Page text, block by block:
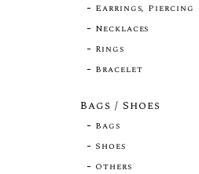
Earrings, Piercing
Necklaces
Rings
Bracelet
Bags / Shoes
Bags
Shoes
Others